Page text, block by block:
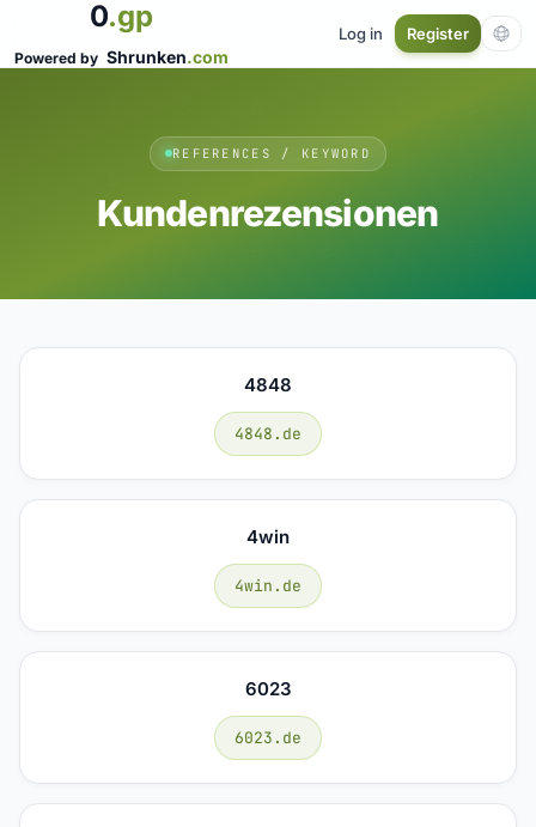
0.gp
Powered by Shrunken.com
Log in Register
REFERENCES / KEYWORD
Kundenrezensionen
4848
4848.de
4win
4win.de
6023
6023.de